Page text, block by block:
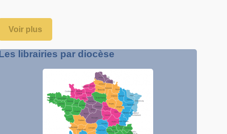
Voir plus
librairies par diocèse